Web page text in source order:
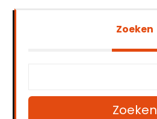
Zoeken
Zoeken